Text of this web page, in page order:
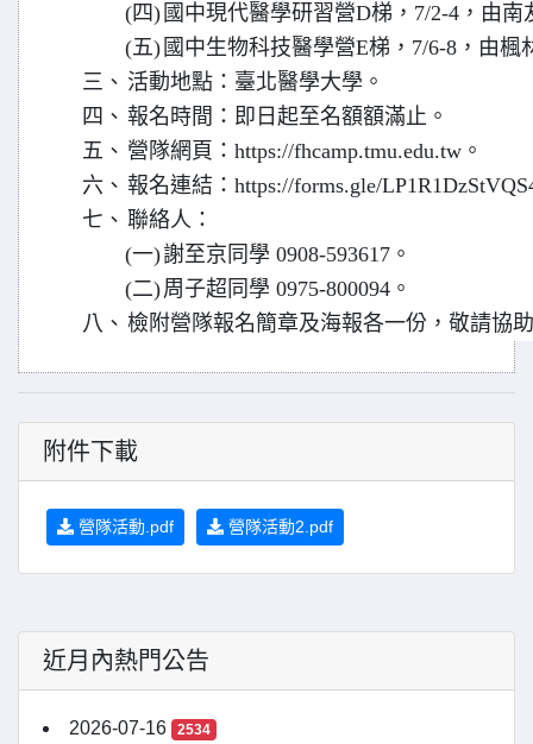
(四) 國中現代醫學研習營D梯，7/2-4，由南
(五) 國中生物科技醫學營E梯，7/6-8，由楓
三、 活動地點：臺北醫學大學。
四、 報名時間：即日起至名額額滿止。
五、 營隊網頁：https://fhcamp.tmu.edu.tw。
六、 報名連結：https://forms.gle/
七、 聯絡人：
(一)謝至京同學 0908-593617。
(二)周子超同學 0975-800094。
八、 檢附營隊報名簡章及海報各一份，敬請協
附件下載
營隊活動.pdf 營隊活動2.pdf
近月內熱門公告
2026-07-16 2534